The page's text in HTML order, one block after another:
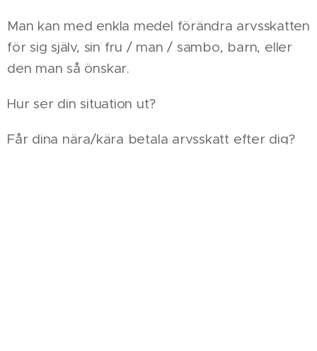
Man kan med enkla medel förändra arvsskatten
för sig själv, sin fru / man / sambo, barn, eller
den man så önskar.
Hur ser din situation ut?
Får dina nära/kära betala arvsskatt efter dig?